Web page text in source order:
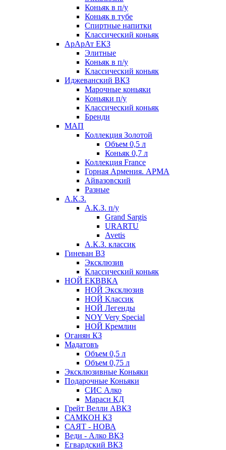
Коньяк в п/у
Коньяк в тубе
Спиртные напитки
Классический коньяк
АрАрАт ЕКЗ
Элитные
Коньяк в п/у
Классический коньяк
Иджеванский ВКЗ
Марочные коньяки
Коньяки п/у
Классический коньяк
Бренди
МАП
Коллекция Золотой
Объем 0,5 л
Коньяк 0,7 л
Коллекция France
Горная Армения. АРМА
Айвазовский
Разные
А.К.З.
А.К.З. п/у
Grand Sargis
URARTU
Avetis
А.К.З. классик
Гиневан ВЗ
Эксклюзив
Классический коньяк
НОЙ ЕКВВКА
НОЙ Эксклюзив
НОЙ Классик
НОЙ Легенды
NOY Very Speсial
НОЙ Кремлин
Оганян КЗ
Мадатовъ
Объем 0,5 л
Объем 0,75 л
Эксклюзивные Коньяки
Подарочные Коньяки
СИС Алко
Мараси КД
Грейт Велли АВКЗ
САМКОН КЗ
САЯТ - НОВА
Веди - Алко ВКЗ
Егвардский ВКЗ